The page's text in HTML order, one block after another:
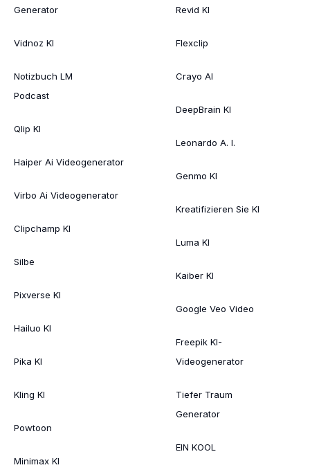
Generator
Vidnoz KI
Notizbuch LM
Podcast
Qlip KI
Haiper Ai Videogenerator
Virbo Ai Videogenerator
Clipchamp KI
Silbe
Pixverse KI
Hailuo KI
Pika KI
Kling KI
Powtoon
Minimax KI
Revid KI
Flexclip
Crayo AI
DeepBrain KI
Leonardo A. I.
Genmo KI
Kreatifizieren Sie KI
Luma KI
Kaiber KI
Google Veo Video
Freepik KI-
Videogenerator
Tiefer Traum
Generator
EIN KOOL